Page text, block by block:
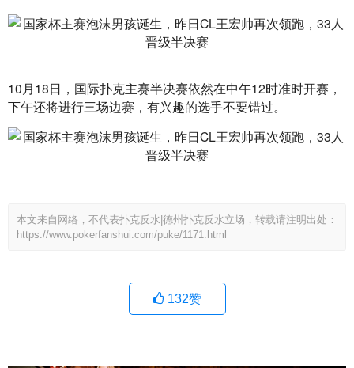
10月18日，国际扑克主赛半决赛依然在中午12时准时开赛，
下午还将进行三场边赛，有兴趣的选手不要错过。
本文来自网络，不代表扑克反水|德州扑克反水立场，转载请注明出处：
https://www.pokerfanshui.com/puke/1171.html
132赞